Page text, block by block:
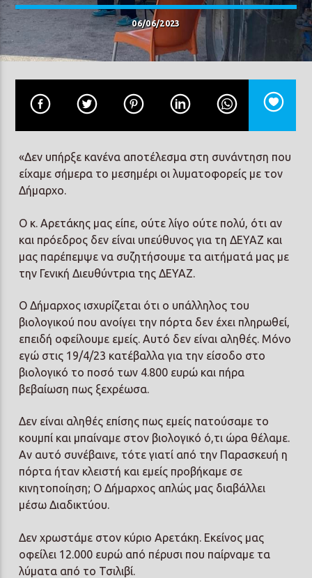
Prisma Radio 90,2
06/06/2023
«Δεν υπήρξε κανένα αποτέλεσμα στη συνάντηση που
είχαμε σήμερα το μεσημέρι οι λυματοφορείς με τον
Δήμαρχο.
Ο κ. Αρετάκης μας είπε, ούτε λίγο ούτε πολύ, ότι αν
και πρόεδρος δεν είναι υπεύθυνος για τη ΔΕΥΑΖ και
μας παρέπεμψε να συζητήσουμε τα αιτήματά μας με
την Γενική Διευθύντρια της ΔΕΥΑΖ.
Ο Δήμαρχος ισχυρίζεται ότι ο υπάλληλος του
βιολογικού που ανοίγει την πόρτα δεν έχει πληρωθεί,
επειδή οφείλουμε εμείς. Αυτό δεν είναι αληθές. Μόνο
εγώ στις 19/4/23 κατέβαλλα για την είσοδο στο
βιολογικό το ποσό των 4.800 ευρώ και πήρα
βεβαίωση πως ξεχρέωσα.
Δεν είναι αληθές επίσης πως εμείς πατούσαμε το
κουμπί και μπαίναμε στον βιολογικό ό,τι ώρα θέλαμε.
Αν αυτό συνέβαινε, τότε γιατί από την Παρασκευή η
πόρτα ήταν κλειστή και εμείς προβήκαμε σε
κινητοποίηση; Ο Δήμαρχος απλώς μας διαβάλλει
μέσω Διαδικτύου.
Δεν χρωστάμε στον κύριο Αρετάκη. Εκείνος μας
οφείλει 12.000 ευρώ από πέρυσι που παίρναμε τα
λύματα από το Τσιλιβί.